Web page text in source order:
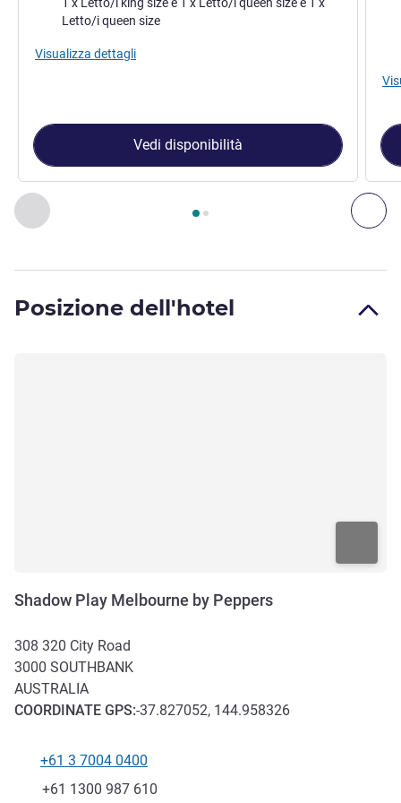
Precedente - Attico
Pagina , Attico 1 : Attico con tre camere , Attico 2 :
Letto/i queen size
Visualizza dettagli
Vedi disponibilità
Posizione dell'hotel
Shadow Play Melbourne by Peppers
308 320 City Road
3000 SOUTHBANK
AUSTRALIA
COORDINATE GPS:-37.827052, 144.958326
Telefono
+61 3 7004 0400
Fax
+61 1300 987 610